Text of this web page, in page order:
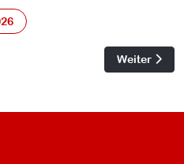
liest in Uslar: Ein Blick
Nächster
Weiter